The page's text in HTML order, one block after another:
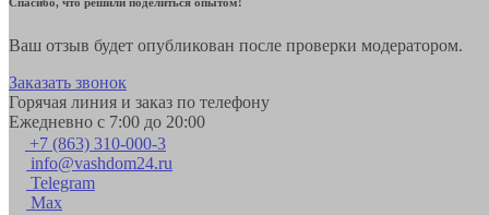
Ваш отзыв будет опубликован после проверки модератором.
Заказать звонок
Горячая линия и заказ по телефону
Ежедневно с 7:00 до 20:00
+7 (863) 310-000-3
info@vashdom24.ru
Telegram
Max